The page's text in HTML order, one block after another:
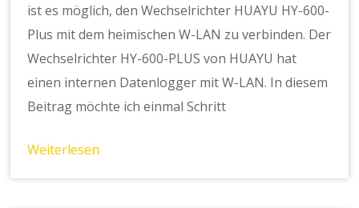
ist es möglich, den Wechselrichter HUAYU HY-600-
Plus mit dem heimischen W-LAN zu verbinden. Der
Wechselrichter HY-600-PLUS von HUAYU hat
einen internen Datenlogger mit W-LAN. In diesem
Beitrag möchte ich einmal Schritt
Weiterlesen